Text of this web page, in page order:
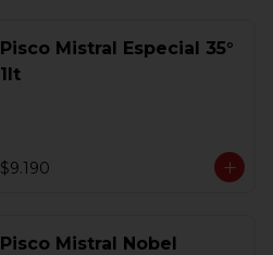
Pisco Mistral Especial 35°
1lt
$9.190
Pisco Mistral Nobel